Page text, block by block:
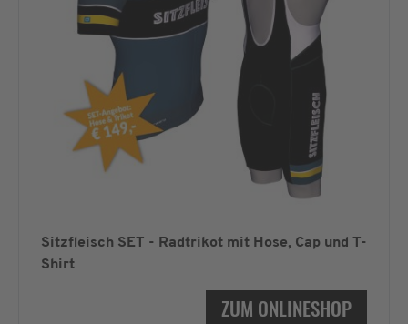
Sitzfleisch SET - Radtrikot mit Hose, Cap und T-
Shirt
ZUM ONLINESHOP